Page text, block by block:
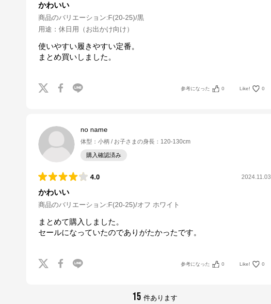
かわいい
商品のバリエーション:F(20-25)/黒
用途 ： 休日用（お出かけ向け）
使いやすい履きやすい定番。
まとめ買いしました。
参考になった 0 Like! 0
no name
体型 ： 小柄 お子さまの身長 ： 120-130cm
購入確認済み
4.0 2024.11.03
かわいい
商品のバリエーション:F(20-25)/オフ ホワイト
まとめて購入しました。
セールになっていたのでありがたかったです。
参考になった 0 Like! 0
15 件あります